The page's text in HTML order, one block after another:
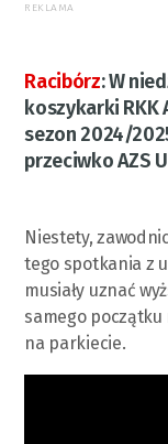
REKLAMA
Racibórz:W
koszykarki RKK
sezon 2024/
przeciwko AZS
Niestety,
tego spotkania z
musiały uznać
samego początku
na parkiecie.